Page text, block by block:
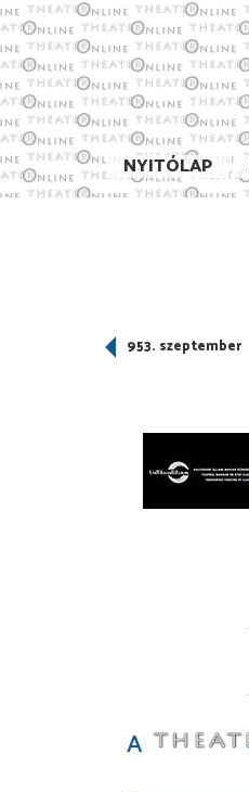
NYITÓLAP
1953. szeptember
A